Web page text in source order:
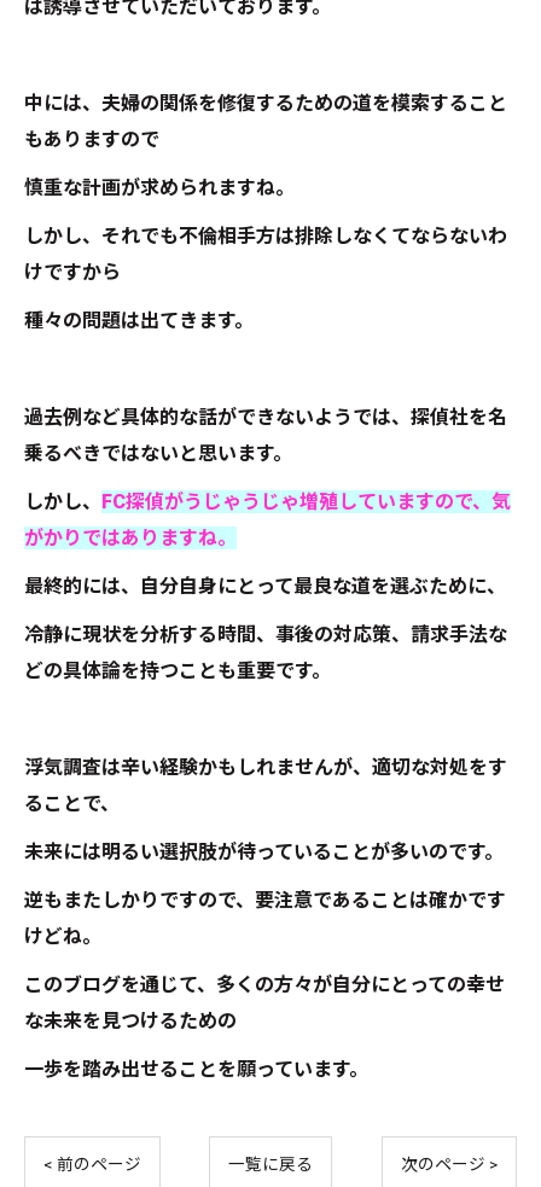
は誘導させていただいております。
中には、夫婦の関係を修復するための道を模索すること
もありますので
慎重な計画が求められますね。
しかし、それでも不倫相手方は排除しなくてならないわ
けですから
種々の問題は出てきます。
過去例など具体的な話ができないようでは、探偵社を名
乗るべきではないと思います。
しかし、
FC探偵がうじゃうじゃ増殖していますので、気
がかりではありますね。
最終的には、自分自身にとって最良な道を選ぶために、
冷静に現状を分析する時間、事後の対応策、請求手法な
どの具体論を持つことも重要です。
浮気調査は辛い経験かもしれませんが、適切な対処をす
ることで、
未来には明るい選択肢が待っていることが多いのです。
逆もまたしかりですので、要注意であることは確かです
けどね。
このブログを通じて、多くの方々が自分にとっての幸せ
な未来を見つけるための
一歩を踏み出せることを願っています。
< 前のページ 一覧に戻る 次のページ >